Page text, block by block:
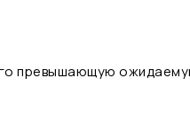
превышающую